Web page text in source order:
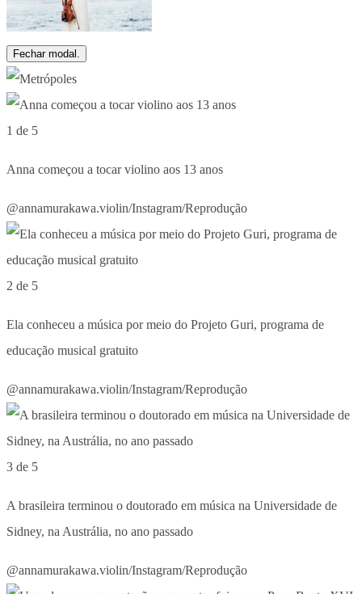
Fechar modal.
1 de 5
Anna começou a tocar violino aos 13 anos
@annamurakawa.violin/Instagram/Reprodução
2 de 5
Ela conheceu a música por meio do Projeto Guri, programa de
educação musical gratuito
@annamurakawa.violin/Instagram/Reprodução
3 de 5
A brasileira terminou o doutorado em música na Universidade de
Sidney, na Austrália, no ano passado
@annamurakawa.violin/Instagram/Reprodução